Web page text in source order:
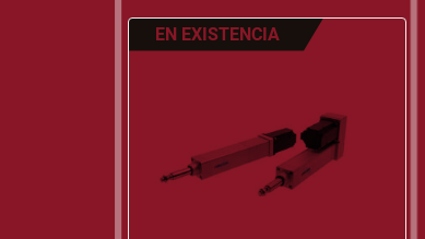
EN EXISTENCIA